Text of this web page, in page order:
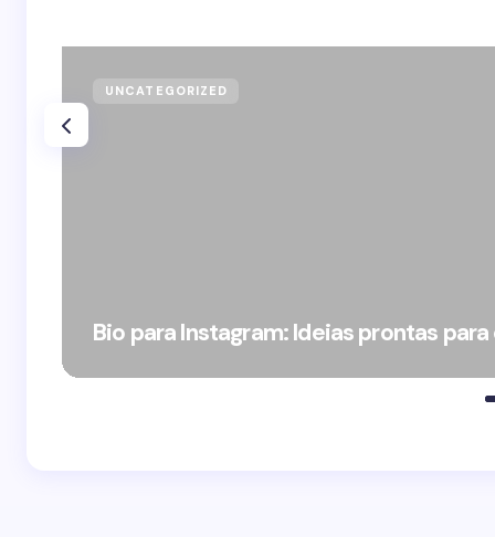
UNCATEGORIZED
Bio para Instagram: Ideias prontas